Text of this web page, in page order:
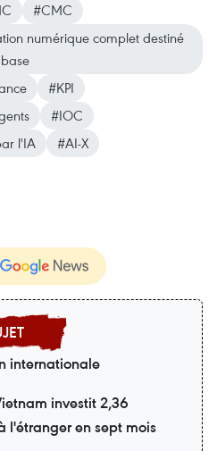
#CMC
numérique complet destiné
#KPI
#IOC
l'IA
#AI-X
internationale
investit 2,36
l'étranger en sept mois